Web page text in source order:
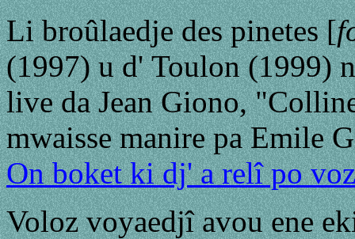
Li broûlaedje des pinetes [
(1997) u d' Toulon (1999)
live da Jean Giono,
mwaisse manire pa Emile
On boket ki dj' a relî po
Voloz voyaedjî avou ene